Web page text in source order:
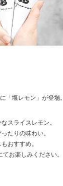
「塩レモン」が登場。
スライスレモン。
たりの味わい。
おすすめ。
てお楽しみください。